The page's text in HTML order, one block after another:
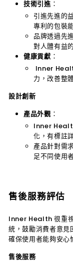
技術引進：
引進先進的
專利的包裝
品牌透過先
對人體有益
健康貢獻 ：
Inner
力，改善整
設計創新
產品外觀 ：
Inner
化，有標註
產品針對需
足不同使用
售後服務評估
Inner Health很重
統，鼓勵消費者意見
確保使用者能夠安心
售後服務